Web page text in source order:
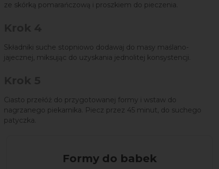
ze skórką pomarańczową i proszkiem do pieczenia.
Składniki suche stopniowo dodawaj do masy maślano-
jajecznej, miksując do uzyskania jednolitej konsystencji.
Ciasto przełóż do przygotowanej formy i wstaw do
nagrzanego piekarnika. Piecz przez 45 minut, do suchego
patyczka.
Formy do babek